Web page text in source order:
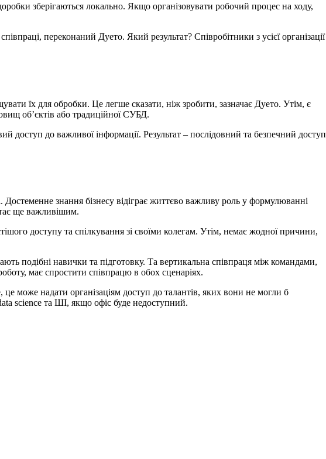
зберігаються локально. Якщо організовувати робочий процес на ходу,
переконаний Дуето. Який результат? Співробітники з усієї організації
їх для обробки. Це легше сказати, ніж зробити, зазначає Дуето. Утім, є
об’єктів або традиційної СУБД.
доступ до важливої інформації. Результат – послідовний та безпечний доступ
знання бізнесу відіграє життєво важливу роль у формулюванні
ще важливішим.
доступу та спілкування зі своїми колегам. Утім, немає жодної причини,
подібні навички та підготовку. Та вертикальна співпраця між командами,
має спростити співпрацю в обох сценаріях.
може надати організаціям доступ до талантів, яких вони не могли б
science та ШІ, якщо офіс буде недоступний.